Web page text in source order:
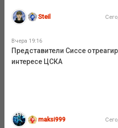
Steil
Вчера 19:16
Представители Сиссе
интересе ЦСКА
maksi999